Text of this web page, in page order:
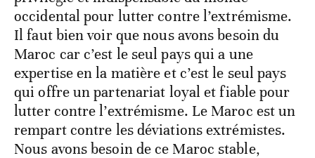
occidental pour lutter contre l’extrémisme.
Il faut bien voir que nous avons besoin du
Maroc car c’est le seul pays qui a une
expertise en la matière et c’est le seul pays
qui offre un partenariat loyal et fiable pour
lutter contre l’extrémisme. Le Maroc est un
rempart contre les déviations extrémistes.
Nous avons besoin de ce Maroc stable,